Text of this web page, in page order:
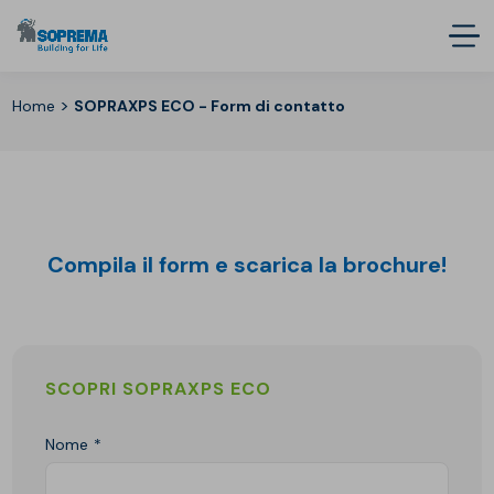
Home > SOPRAXPS ECO - Form di contatto
Compila il form e scarica la brochure!
SCOPRI SOPRAXPS ECO
Nome